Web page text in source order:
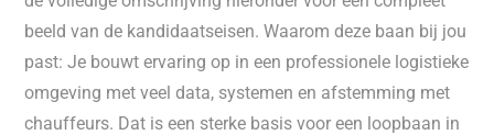
beeld van de kandidaatseisen. Waarom deze baan bij jou
past: Je bouwt ervaring op in een professionele logistieke
omgeving met veel data, systemen en afstemming met
chauffeurs. Dat is een sterke basis voor een loopbaan in